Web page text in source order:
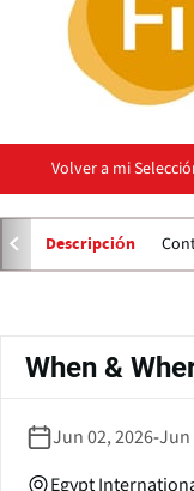
o
p
n
n
w
i
Volver a mi
Descripción
principales
When &
Jun 02, 2026-Jun
Egypt